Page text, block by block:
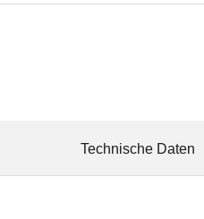
Technische Daten